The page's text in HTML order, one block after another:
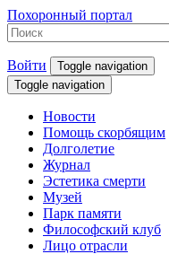
Похоронный портал
Войти
Toggle navigation
Toggle navigation
Новости
Помощь скорбящим
Долголетие
Журнал
Эстетика смерти
Музей
Парк памяти
Философский клуб
Лицо отрасли